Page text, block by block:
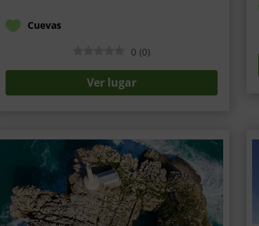
Cuevas
0 (0)
Ver lugar